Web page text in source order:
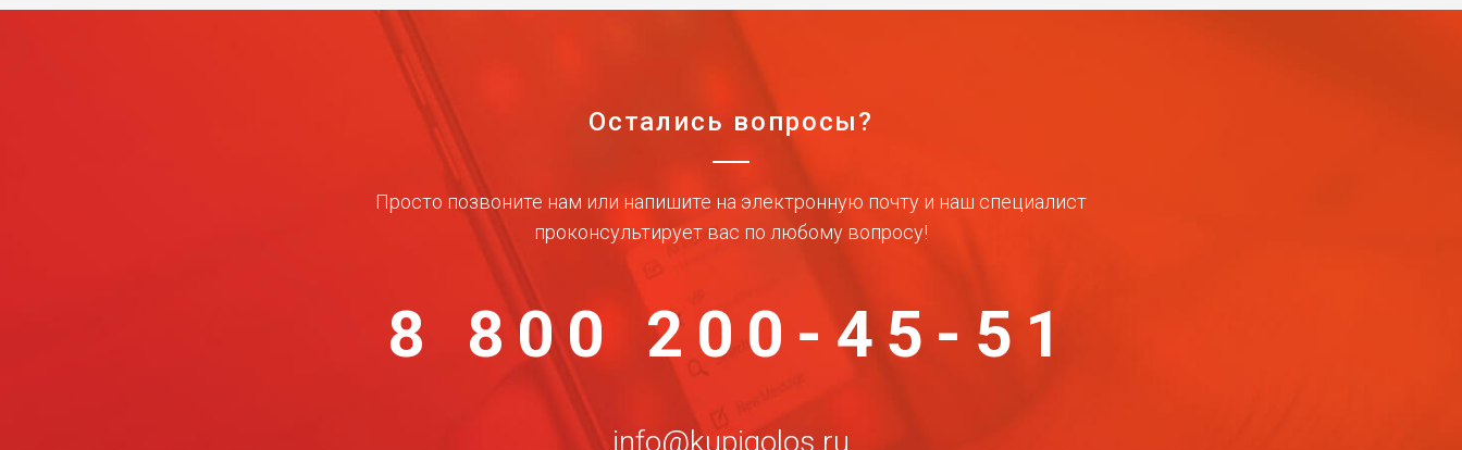
Остались вопросы?
Просто позвоните нам или напишите на электронную почту и наш специалист
проконсультирует вас по любому вопросу!
8 800 200-45-51
info@kupigolos.ru